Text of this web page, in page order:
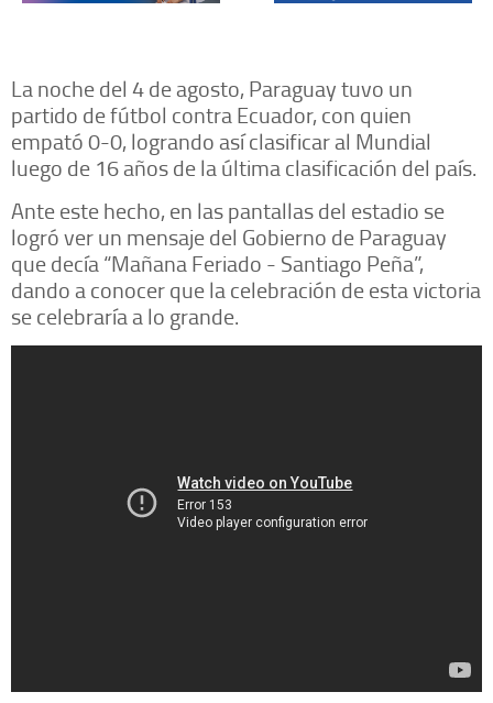
La noche del 4 de agosto, Paraguay tuvo un
partido de fútbol contra Ecuador, con quien
empató 0-0, logrando así clasificar al Mundial
luego de 16 años de la última clasificación del país.
Ante este hecho, en las pantallas del estadio se
logró ver un mensaje del Gobierno de Paraguay
que decía “Mañana Feriado - Santiago Peña”,
dando a conocer que la celebración de esta victoria
se celebraría a lo grande.